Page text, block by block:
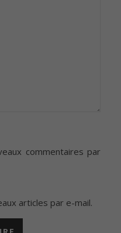
commentaires par
articles par e-mail.